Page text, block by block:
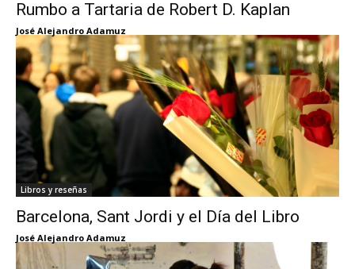
Rumbo a Tartaria de Robert D. Kaplan
José Alejandro Adamuz
Libros y reseñas
Barcelona, Sant Jordi y el Día del Libro
José Alejandro Adamuz